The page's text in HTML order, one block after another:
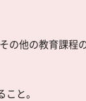
他の教育課程
と。